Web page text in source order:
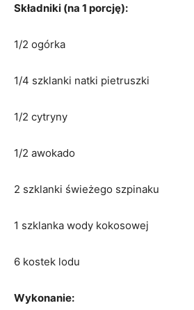
Składniki (na 1 porcję):
1/2 ogórka
1/4 szklanki natki pietruszki
1/2 cytryny
1/2 awokado
2 szklanki świeżego szpinaku
1 szklanka wody kokosowej
6 kostek lodu
Wykonanie: